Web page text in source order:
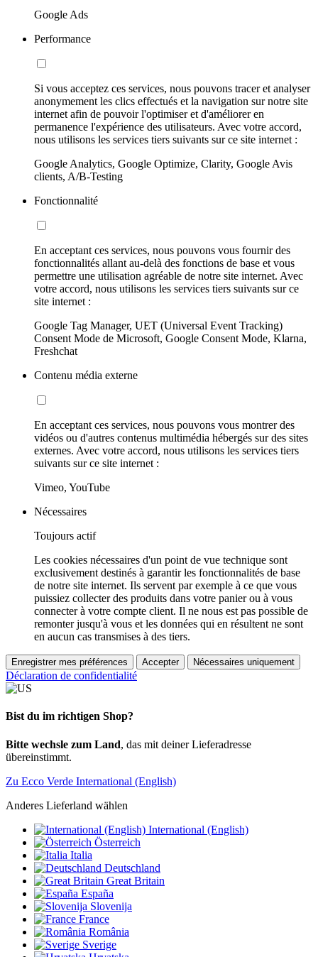
Google Ads
Performance
Si vous acceptez ces services, nous pouvons tracer et analyser
anonymement les clics effectués et la navigation sur notre site
internet afin de pouvoir l'optimiser et d'améliorer en
permanence l'expérience des utilisateurs. Avec votre accord,
nous utilisons les services tiers suivants sur ce site internet :
Google Analytics, Google Optimize, Clarity, Google Avis
clients, A/B-Testing
Fonctionnalité
En acceptant ces services, nous pouvons vous fournir des
fonctionnalités allant au-delà des fonctions de base et vous
permettre une utilisation agréable de notre site internet. Avec
votre accord, nous utilisons les services tiers suivants sur ce
site internet :
Google Tag Manager, UET (Universal Event Tracking)
Consent Mode de Microsoft, Google Consent Mode, Klarna,
Freshchat
Contenu média externe
En acceptant ces services, nous pouvons vous montrer des
vidéos ou d'autres contenus multimédia hébergés sur des sites
externes. Avec votre accord, nous utilisons les services tiers
suivants sur ce site internet :
Vimeo, YouTube
Nécessaires
Toujours actif
Les cookies nécessaires d'un point de vue technique sont
exclusivement destinés à garantir les fonctionnalités de base
de notre site internet. Ils servent par exemple à ce que vous
puissiez collecter des produits dans votre panier ou à vous
connecter à votre compte client. Il ne nous est pas possible de
remonter jusqu'à vous et les données qui en résultent ne sont
en aucun cas transmises à des tiers.
Enregistrer mes préférences Accepter Nécessaires uniquement
Déclaration de confidentialité
Bist du im richtigen Shop?
Bitte wechsle zum Land, das mit deiner Lieferadresse
übereinstimmt.
Zu Ecco Verde International (English)
Anderes Lieferland wählen
International (English)
Österreich
Italia
Deutschland
Great Britain
España
Slovenija
France
România
Sverige